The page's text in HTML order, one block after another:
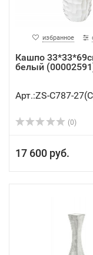
избранное
Кашпо
белый
Арт.:ZS-C787-
(0)
17 600 руб.